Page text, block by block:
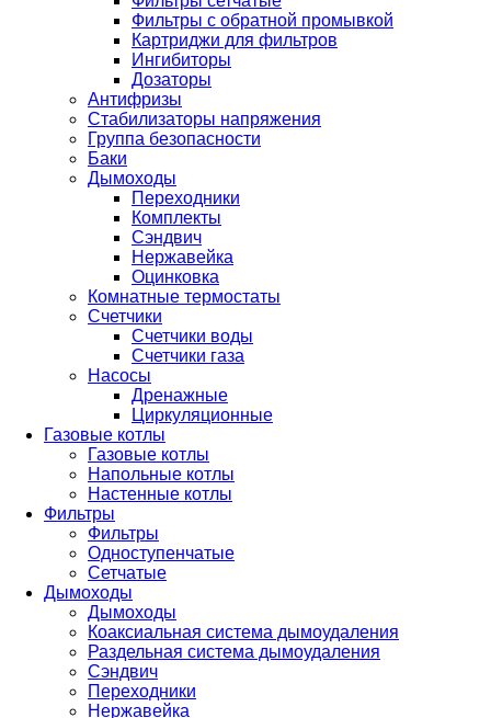
Фильтры с обратной промывкой
Картриджи для фильтров
Ингибиторы
Дозаторы
Антифризы
Стабилизаторы напряжения
Группа безопасности
Баки
Дымоходы
Переходники
Комплекты
Сэндвич
Нержавейка
Оцинковка
Комнатные термостаты
Счетчики
Счетчики воды
Счетчики газа
Насосы
Дренажные
Циркуляционные
Газовые котлы
Газовые котлы
Напольные котлы
Настенные котлы
Фильтры
Фильтры
Одноступенчатые
Сетчатые
Дымоходы
Дымоходы
Коаксиальная система дымоудаления
Раздельная система дымоудаления
Сэндвич
Переходники
Нержавейка